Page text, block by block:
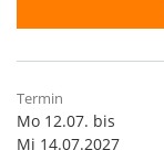
Mo 12.07. bis
Mi 14.07.2027